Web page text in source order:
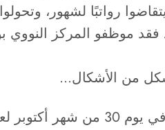
رواتبًا لشهور،
موظفو المركز النووي
شكل من الأشكال…